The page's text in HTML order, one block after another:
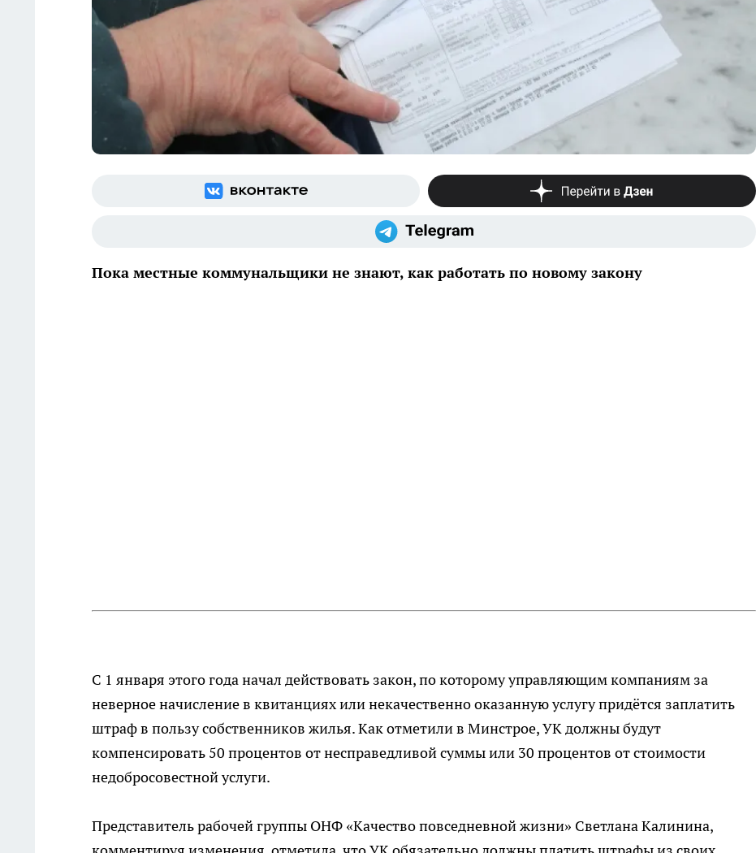
Пока местные коммунальщики не знают, как работать по новому закону
С 1 января этого года начал действовать закон, по которому управляющим компаниям за
неверное начисление в квитанциях или некачественно оказанную услугу придётся заплатить
штраф в пользу собственников жилья. Как отметили в Минстрое, УК должны будут
компенсировать 50 процентов от несправедливой суммы или 30 процентов от стоимости
недобросовестной услуги.
Представитель рабочей группы ОНФ «Качество повседневной жизни» Светлана Калинина,